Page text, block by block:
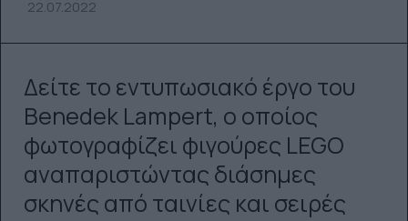
22.07.2022
Δείτε το εντυπωσιακό έργο του
Benedek Lampert, ο οποίος
φωτογραφίζει φιγούρες LEGO
αναπαριστώντας διάσημες
σκηνές από ταινίες και σειρές